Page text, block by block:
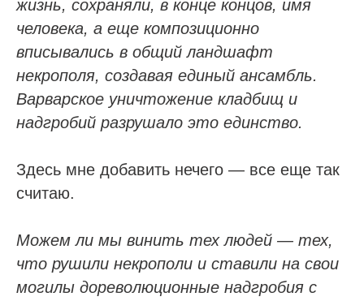
жизнь, сохраняли, в конце концов, имя
человека, а еще композиционно
вписывались в общий ландшафт
некрополя, создавая единый ансамбль.
Варварское уничтожение кладбищ и
надгробий разрушало это единство.
Здесь мне добавить нечего — все еще так
считаю.
Можем ли мы винить тех людей — тех,
что рушили некрополи и ставили на свои
могилы дореволюционные надгробия с